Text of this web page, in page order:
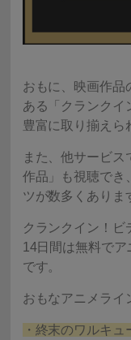
おもに、映画作品
ある「クランクイ
豊富に取り揃えら
また、他サービス
作品」も視聴でき
ツが数多くありま
クランクイン！ビ
14日間は無料で
です。
おもなアニメライ
・終末のワルキュ